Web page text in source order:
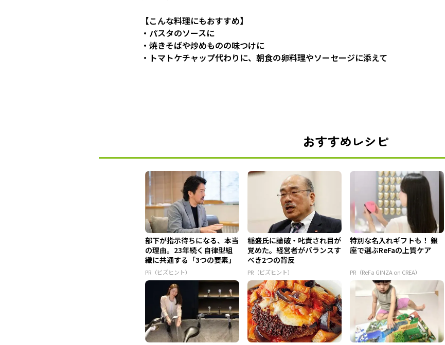
【こんな料理にもおすすめ】
・パスタのソースに
・焼きそばや炒めものの味つけに
・トマトケチャップ代わりに、朝食の卵料理やソーセージに添えて
おすすめレシピ
部下が指示待ちになる、本当
の理由。23年続く自律型組
織に共通する「3つの要素」
PR（ビズヒント）
稲盛氏に論破・叱責され目が
覚めた。経営者がバランスす
べき2つの背反
PR（ビズヒント）
特別な名入れギフトも！ 銀
座で選ぶReFaの上質ケア
PR（ReFa GINZA on CREA）